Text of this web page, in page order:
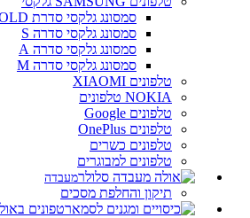
סמסונג גלקסי סדרת Z FOLD
סמסונג גלקסי סדרה S
סמסונג גלקסי סדרה A
סמסונג גלקסי סדרה M
טלפונים XIAOMI
NOKIA טלפונים
טלפונים Google
טלפונים OnePlus
טלפונים כשרים
טלפונים למבוגרים
מעבדה
תיקון והחלפת מסכים